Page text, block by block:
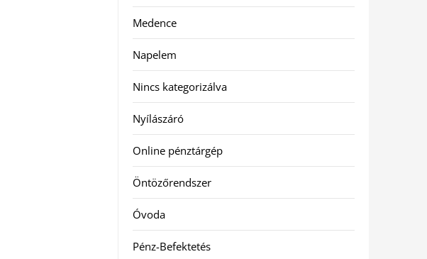
Medence
Napelem
Nincs kategorizálva
Nyílászáró
Online pénztárgép
Öntözőrendszer
Óvoda
Pénz-Befektetés